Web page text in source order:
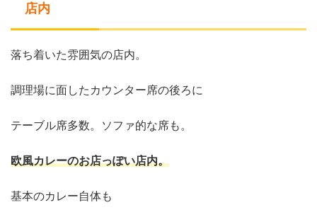
店内
落ち着いた雰囲気の店内。
調理場に面したカウンター席の後ろに
テーブル席多数。ソファ的な席も。
欧風カレーのお店っぽい店内。
基本のカレー自体も